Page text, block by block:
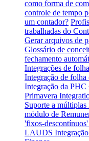
como forma de
controle de tempo
um contador?
trabalhadas do
Gerar arquivos de
Glossário de
fechamento
Integrações de
Integração de folha
Integração da PHC
Primavera
Suporte a
módulo de
'fixos-
LAUDS Integração